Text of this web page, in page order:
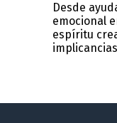
Desde
emocional
espíritu